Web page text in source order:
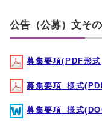
公告（公募）文そ
募集要項(PDF形
募集要項_様式
募集要項_様式